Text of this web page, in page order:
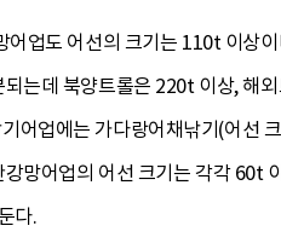
어업도 어선의 크기는 110t 이상
는데 북양트롤은 220t 이상, 해
어업에는 가다랑어채낚기(어선 크
망어업의 어선 크기는 각각 60t
다.